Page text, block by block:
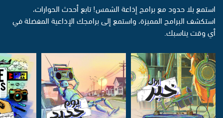
استمع بلا حدود مع برامج إذاعة الشمس! تابع أحدث الحوارات،
استكشف البرامج المميزة، واستمع إلى برامجك الإذاعية المفضلة في
أي وقت يناسبك.